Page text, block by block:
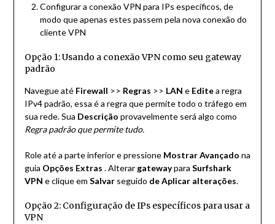
Configurar a conexão VPN para IPs específicos, de
modo que apenas estes passem pela nova conexão do
cliente VPN
Opção 1: Usando a conexão VPN como seu gateway
padrão
Navegue até Firewall >> Regras >> LAN e Editea regra
IPv4 padrão, essa é a regra que permite todo o tráfego em
sua rede. Sua Descrição provavelmente será algo como
Regra padrão que permite tudo.
Role até a parte inferior e pressione Mostrar Avançado na
guia Opções Extras . Alterar gatewaypara Surfshark
VPN e clique em Salvarseguido de Aplicar alterações.
Opção 2: Configuração de IPs específicos para usar a
VPN